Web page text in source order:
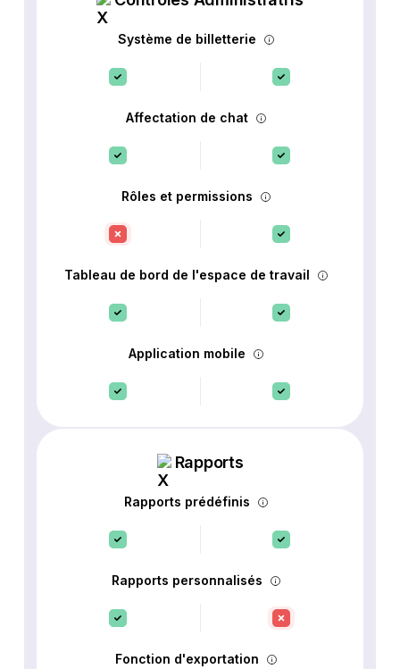
Système de billetterie
Affectation de chat
Rôles et permissions
Tableau de bord de l'espace de travail
Application mobile
Rapports
Rapports prédéfinis
Rapports personnalisés
Fonction d'exportation